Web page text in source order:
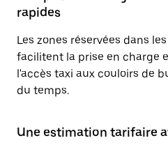
rapides
Les zones réservées dans
facilitent la prise en charge
l'accès taxi aux couloirs de
du temps.
Une estimation tarifaire